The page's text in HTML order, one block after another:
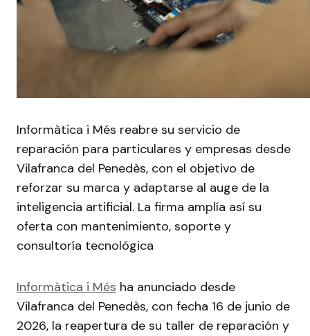
Informàtica i Més reabre su servicio de
reparación para particulares y empresas desde
Vilafranca del Penedès, con el objetivo de
reforzar su marca y adaptarse al auge de la
inteligencia artificial. La firma amplía así su
oferta con mantenimiento, soporte y
consultoría tecnológica
Informàtica i Més ha anunciado desde
Vilafranca del Penedès, con fecha 16 de junio de
2026, la reapertura de su taller de reparación y